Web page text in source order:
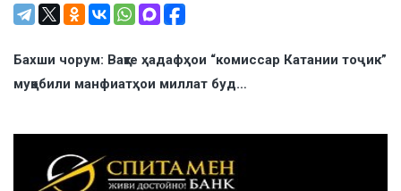
Бахши чорум: Вақте ҳадафҳои “комиссар Катании тоҷик”
муқобили манфиатҳои миллат буд…